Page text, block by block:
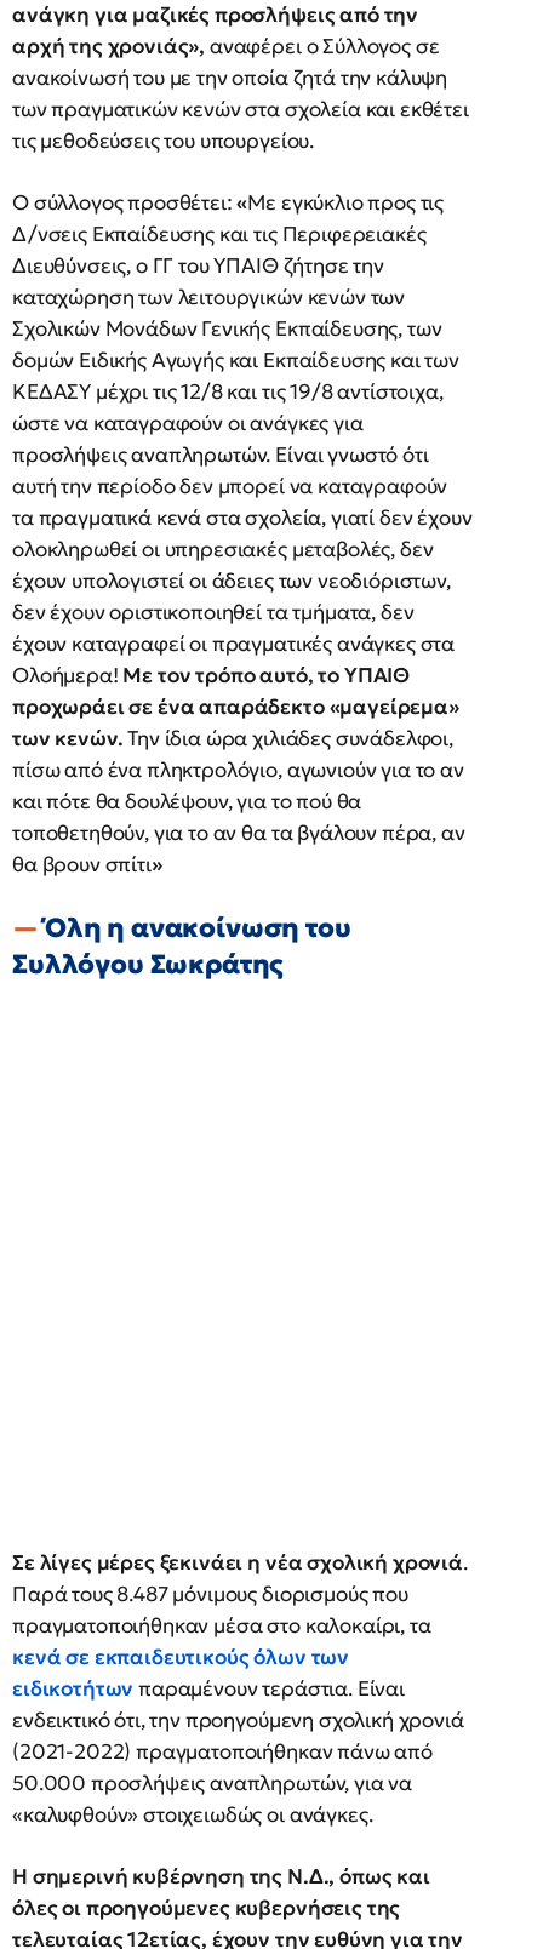
ανάγκη για μαζικές προσλήψεις από την
αρχή της χρονιάς», αναφέρει ο Σύλλογος σε
ανακοίνωσή του με την οποία ζητά την κάλυψη
των πραγματικών κενών στα σχολεία και εκθέτει
τις μεθοδεύσεις του υπουργείου.
Ο σύλλογος προσθέτει:«Με εγκύκλιο προς τις
Δ/νσεις Εκπαίδευσης και τις Περιφερειακές
Διευθύνσεις, ο ΓΓ του ΥΠΑΙΘ ζήτησε την
καταχώρηση των λειτουργικών κενών των
Σχολικών Μονάδων Γενικής Εκπαίδευσης, των
δομών Ειδικής Αγωγής και Εκπαίδευσης και των
ΚΕΔΑΣΥ μέχρι τις 12/8 και τις 19/8 αντίστοιχα,
ώστε να καταγραφούν οι ανάγκες για
προσλήψεις αναπληρωτών. Είναι γνωστό ότι
αυτή την περίοδο δεν μπορεί να καταγραφούν
τα πραγματικά κενά στα σχολεία, γιατί δεν έχουν
ολοκληρωθεί οι υπηρεσιακές μεταβολές, δεν
έχουν υπολογιστεί οι άδειες των νεοδιόριστων,
δεν έχουν οριστικοποιηθεί τα τμήματα, δεν
έχουν καταγραφεί οι πραγματικές ανάγκες στα
Ολοήμερα! Με τον τρόπο αυτό, το ΥΠΑΙΘ
προχωράει σε ένα απαράδεκτο «μαγείρεμα»
των κενών.Την ίδια ώρα χιλιάδες συνάδελφοι,
πίσω από ένα πληκτρολόγιο, αγωνιούν για το αν
και πότε θα δουλέψουν, για το πού θα
τοποθετηθούν, για το αν θα τα βγάλουν πέρα, αν
θα βρουν σπίτι»
Όλη η ανακοίνωση του
Συλλόγου Σωκράτης
Σε λίγες μέρες ξεκινάει η νέα σχολική χρονιά.
Παρά τους 8.487 μόνιμους διορισμούς που
πραγματοποιήθηκαν μέσα στο καλοκαίρι, τα
κενά σε εκπαιδευτικούς όλων των
ειδικοτήτων παραμένουν τεράστια. Είναι
ενδεικτικό ότι, την προηγούμενη σχολική χρονιά
(2021-2022) πραγματοποιήθηκαν πάνω από
50.000 προσλήψεις αναπληρωτών, για να
«καλυφθούν» στοιχειωδώς οι ανάγκες.
Η σημερινή κυβέρνηση της Ν.Δ., όπως και
όλες οι προηγούμενες κυβερνήσεις της
τελευταίας 12ετίας, έχουν την ευθύνη για την